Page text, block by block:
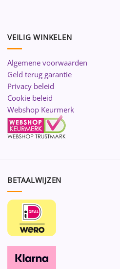
VEILIG WINKELEN
Algemene voorwaarden
Geld terug garantie
Privacy beleid
Cookie beleid
Webshop Keurmerk
BETAALWIJZEN